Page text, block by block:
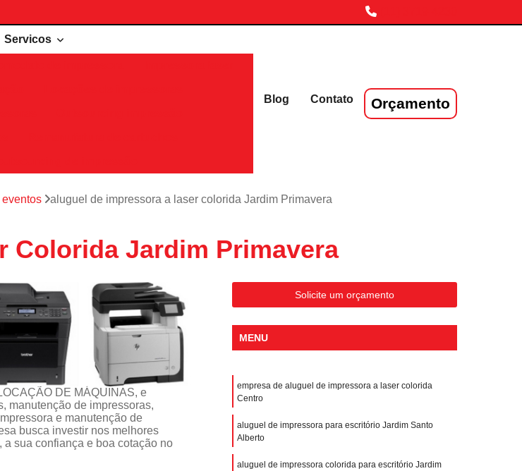
Servicos
Blog Contato Orçamento
aluguel de impressora a laser colorida Jardim Primavera
Colorida Jardim Primavera
DE MÁQUINAS, e
manutenção de impressoras,
e manutenção de
busca investir nos melhores
sua confiança e boa cotação no
Solicite um orçamento
MENU
empresa de aluguel de impressora a laser colorida
Centro
aluguel de impressora para escritório Jardim Santo
Alberto
aluguel de impressora colorida para escritório Jardim